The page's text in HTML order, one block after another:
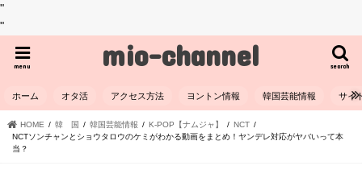
"
"
mio-channel search
menu
ホーム オタ活 アクセス方法 ヨントン情報 韓国芸能情報 サイ
HOME 韓 国 韓国芸能情報 K-POP【ナムジャ】
NCT
NCTソンチャンとショウタロウのケミがわかる動画をまとめ！ヤンデレ対応がヤバいって本
当？